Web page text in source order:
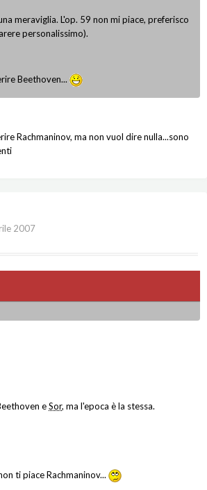
meraviglia. L'op. 59 non mi piace, preferisco
personalissimo).
Beethoven...
Rachmaninov, ma non vuol dire nulla...sono
2007
eSor, ma l'epoca è la stessa.
ti piace Rachmaninov...